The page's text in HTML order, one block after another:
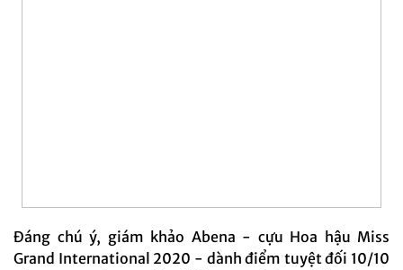
Đáng chú ý, giám khảo Abena - cựu Hoa hậu Miss
Grand International 2020 - dành điểm tuyệt đối 10/10